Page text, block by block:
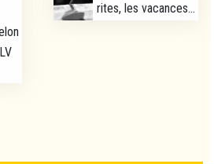
rites, les vacances...